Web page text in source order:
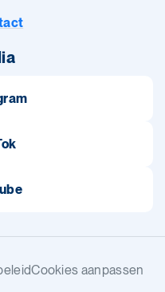
Cookies aanpassen